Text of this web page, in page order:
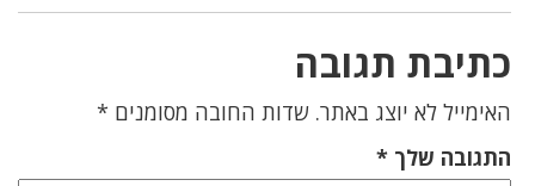
כתיבת תגובה
האימייל לא יוצג באתר. שדות החובה מסומנים *
התגובה שלך *